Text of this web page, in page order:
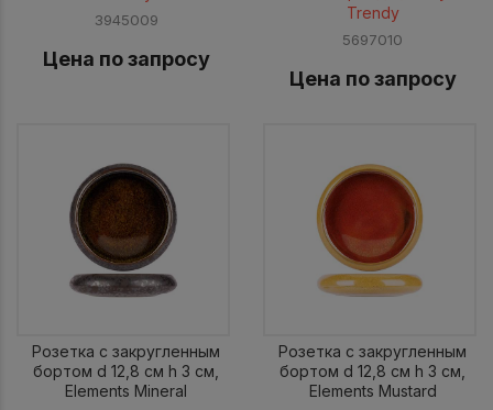
3945009
Цена по запросу
Trendy
5697010
Цена по запросу
Розетка с закругленным
бортом d 12,8 см h 3 см,
Elements Mineral
Розетка с закругленным
бортом d 12,8 см h 3 см,
Elements Mustard